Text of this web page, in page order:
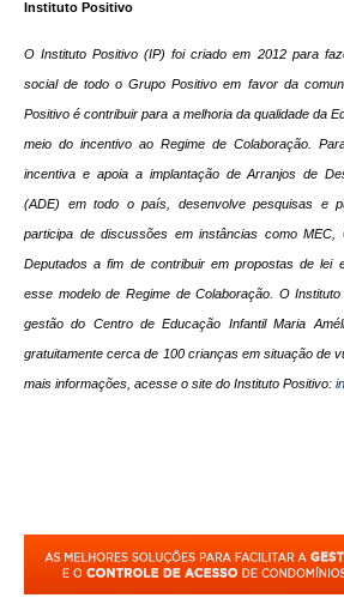
Instituto Positivo
O Instituto Positivo (IP) foi criado em 2012 para
social de todo o Grupo Positivo em favor da
Positivo é contribuir para a melhoria da qualidade da
meio do incentivo ao Regime de Colaboração.
incentiva e apoia a implantação de Arranjos de
(ADE) em todo o país, desenvolve pesquisas e
participa de discussões em instâncias como MEC,
Deputados a fim de contribuir em propostas de lei
esse modelo de Regime de Colaboração. O
gestão do Centro de Educação Infantil Maria
gratuitamente cerca de 100 crianças em situação de
mais informações, acesse o site do Instituto Positivo: